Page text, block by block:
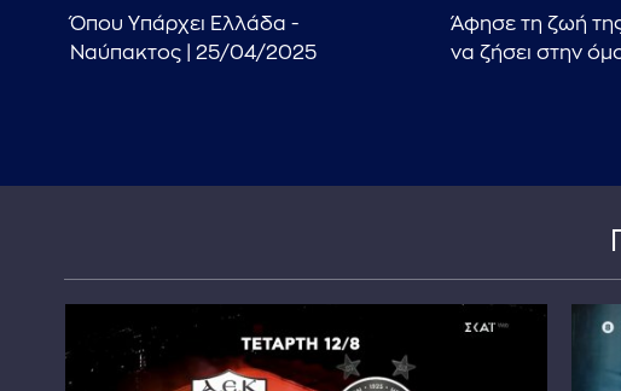
Όπου Υπάρχει Ελλάδα -
Ναύπακτος | 25/04/2025
Άφησε τη ζωή
να ζήσει στην